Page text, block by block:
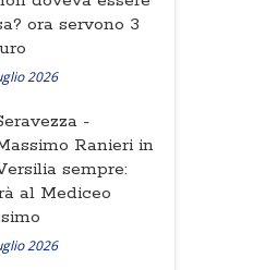
ora servono 3
2026
-
Ranieri in
sempre:
al Mediceo
2026